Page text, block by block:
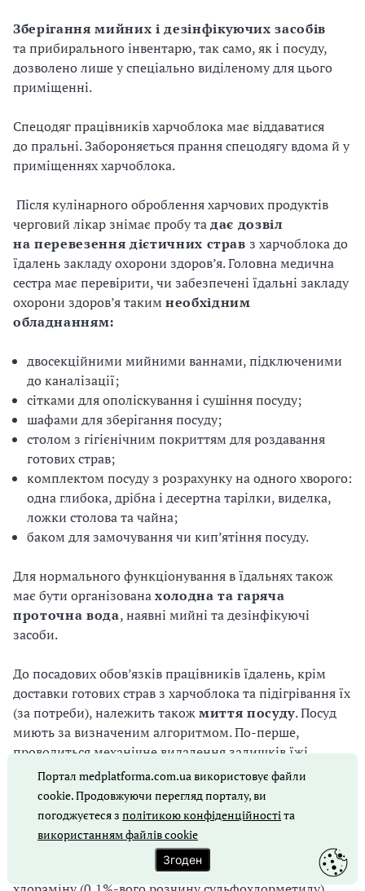
Зберіганнямийних ідезінфікуючихзасобів
та прибирального інвентарю, так само, як і посуду,
дозволено лише у спеціально виділеному для цього
приміщенні.
Спецодяг працівників харчоблока має віддаватися
до пральні. Забороняється прання спецодягу вдома й у
приміщеннях харчоблока.
Після кулінарного оброблення харчових продуктів
черговий лікар знімає пробу тадає дозвіл
на перевезення дієтичних страв з харчоблока до
їдалень закладу охорони здоров’я. Головна медична
сестра має перевірити, чи забезпечені їдальні закладу
охорони здоров’я таким необхідним
обладнанням:
двосекційними мийними ваннами, підключеними
до каналізації;
сітками для ополіскування і сушіння посуду;
шафами для зберігання посуду;
столом з гігієнічним покриттям для роздавання
готових страв;
комплектом посуду з розрахунку на одного хворого:
одна глибока, дрібна і десертна тарілки, виделка,
ложки столова та чайна;
баком для замочування чи кип’ятіння посуду.
Для нормального функціонування в їдальнях також
має бути організованахолоднатагаряча
проточна вода, наявні мийні та дезінфікуючі
засоби.
До посадових обов’язків працівників їдалень, крім
доставки готових страв з харчоблока та підігрівання їх
(за потреби), належить такожмиття посуду. Посуд
миють за визначеним алгоритмом. По-перше,
проводиться механічне видалення залишків їжі
щіткою або дерев’яною лопаткою та миття посуду
щіткою у питній воді за температури 50 °С
з додаванням 1%-вого тринатрійфосфату
чи кальцинованої соди. По-друге, відбувається
знезаражування посуду методом кип’ятіння протягом
15 хвилин або із застосуванням 0,5%-вого розчину
Портал medplatforma.com.ua використовує файли
cookie. Продовжуючи перегляд порталу, ви
погоджуєтеся зполітикою конфіденційностіта
використанням файлів cookie
Згоден